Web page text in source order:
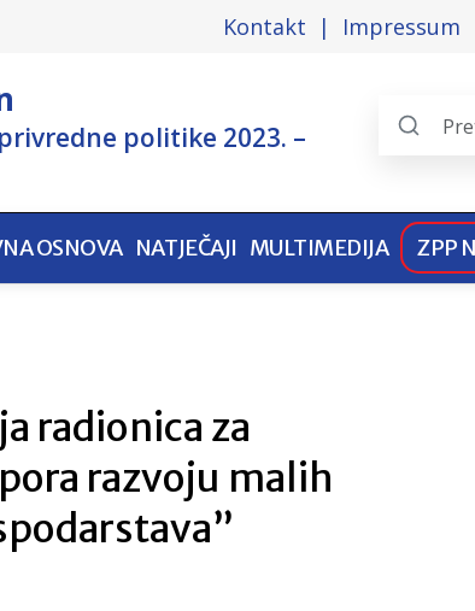
Kontakt Impressum
politike 2023. –
Search
pages
OSNOVA NATJEČAJI MULTIMEDIJA ZPP
radionica za
razvoju malih